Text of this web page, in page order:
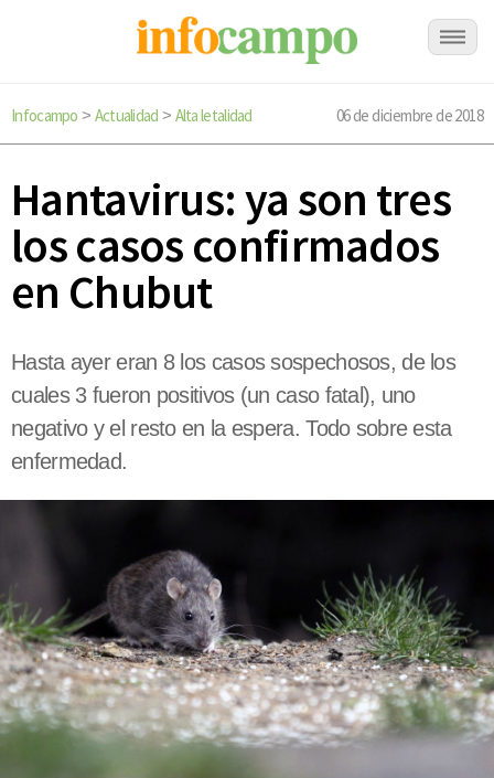
Infocampo > Actualidad > Alta letalidad 06 de diciembre de 2018
Hantavirus: ya son tres
los casos confirmados
en Chubut
Hasta ayer eran 8 los casos sospechosos, de los
cuales 3 fueron positivos (un caso fatal), uno
negativo y el resto en la espera. Todo sobre esta
enfermedad.